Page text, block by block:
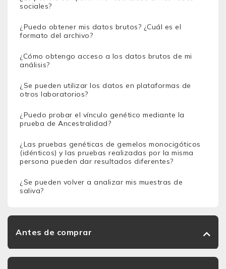
sociales?
¿Puedo obtener mis datos brutos? ¿Cuál es el
formato del archivo?
¿Cómo obtengo acceso a los datos brutos de mi
análisis?
¿Se pueden utilizar los datos en plataformas de
otros laboratorios?
¿Puedo probar el vínculo genético mediante la
prueba de Ancestralidad?
¿Las pruebas genéticas de gemelos monocigóticos
(idénticos) y las pruebas realizadas por la misma
persona pueden dar resultados diferentes?
¿Se pueden volver a analizar mis muestras de
saliva?
Antes de comprar